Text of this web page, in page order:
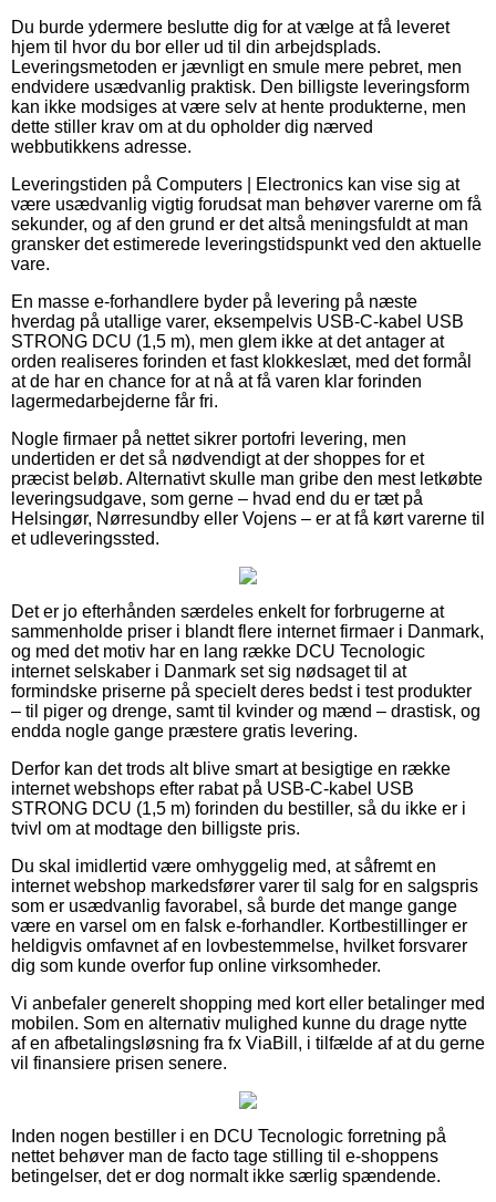
Du burde ydermere beslutte dig for at vælge at få leveret
hjem til hvor du bor eller ud til din arbejdsplads.
Leveringsmetoden er jævnligt en smule mere pebret, men
endvidere usædvanlig praktisk. Den billigste leveringsform
kan ikke modsiges at være selv at hente produkterne, men
dette stiller krav om at du opholder dig nærved
webbutikkens adresse.
Leveringstiden på Computers | Electronics kan vise sig at
være usædvanlig vigtig forudsat man behøver varerne om få
sekunder, og af den grund er det altså meningsfuldt at man
gransker det estimerede leveringstidspunkt ved den aktuelle
vare.
En masse e-forhandlere byder på levering på næste
hverdag på utallige varer, eksempelvis USB-C-kabel USB
STRONG DCU (1,5 m), men glem ikke at det antager at
orden realiseres forinden et fast klokkeslæt, med det formål
at de har en chance for at nå at få varen klar forinden
lagermedarbejderne får fri.
Nogle firmaer på nettet sikrer portofri levering, men
undertiden er det så nødvendigt at der shoppes for et
præcist beløb. Alternativt skulle man gribe den mest letkøbte
leveringsudgave, som gerne – hvad end du er tæt på
Helsingør, Nørresundby eller Vojens – er at få kørt varerne til
et udleveringssted.
Det er jo efterhånden særdeles enkelt for forbrugerne at
sammenholde priser i blandt flere internet firmaer i Danmark,
og med det motiv har en lang række DCU Tecnologic
internet selskaber i Danmark set sig nødsaget til at
formindske priserne på specielt deres bedst i test produkter
– til piger og drenge, samt til kvinder og mænd – drastisk, og
endda nogle gange præstere gratis levering.
Derfor kan det trods alt blive smart at besigtige en række
internet webshops efter rabat på USB-C-kabel USB
STRONG DCU (1,5 m) forinden du bestiller, så du ikke er i
tvivl om at modtage den billigste pris.
Du skal imidlertid være omhyggelig med, at såfremt en
internet webshop markedsfører varer til salg for en salgspris
som er usædvanlig favorabel, så burde det mange gange
være en varsel om en falsk e-forhandler. Kortbestillinger er
heldigvis omfavnet af en lovbestemmelse, hvilket forsvarer
dig som kunde overfor fup online virksomheder.
Vi anbefaler generelt shopping med kort eller betalinger med
mobilen. Som en alternativ mulighed kunne du drage nytte
af en afbetalingsløsning fra fx ViaBill, i tilfælde af at du gerne
vil finansiere prisen senere.
Inden nogen bestiller i en DCU Tecnologic forretning på
nettet behøver man de facto tage stilling til e-shoppens
betingelser, det er dog normalt ikke særlig spændende.